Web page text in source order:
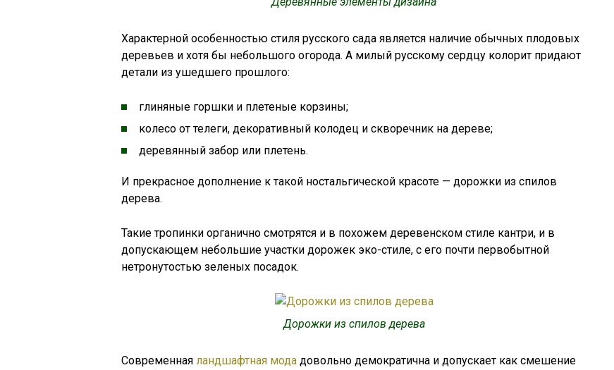
Характерной особенностью стиля русского сада является наличие обычных плодовых
деревьев и хотя бы небольшого огорода. А милый русскому сердцу колорит придают
детали из ушедшего прошлого:
глиняные горшки и плетеные корзины;
колесо от телеги, декоративный колодец и скворечник на дереве;
деревянный забор или плетень.
И прекрасное дополнение к такой ностальгической красоте — дорожки из спилов
дерева.
Такие тропинки органично смотрятся и в похожем деревенском стиле кантри, и в
допускающем небольшие участки дорожек эко-стиле, с его почти первобытной
нетронутостью зеленых посадок.
Дорожки из спилов дерева
Современная ландшафтная мода довольно демократична и допускает как смешение